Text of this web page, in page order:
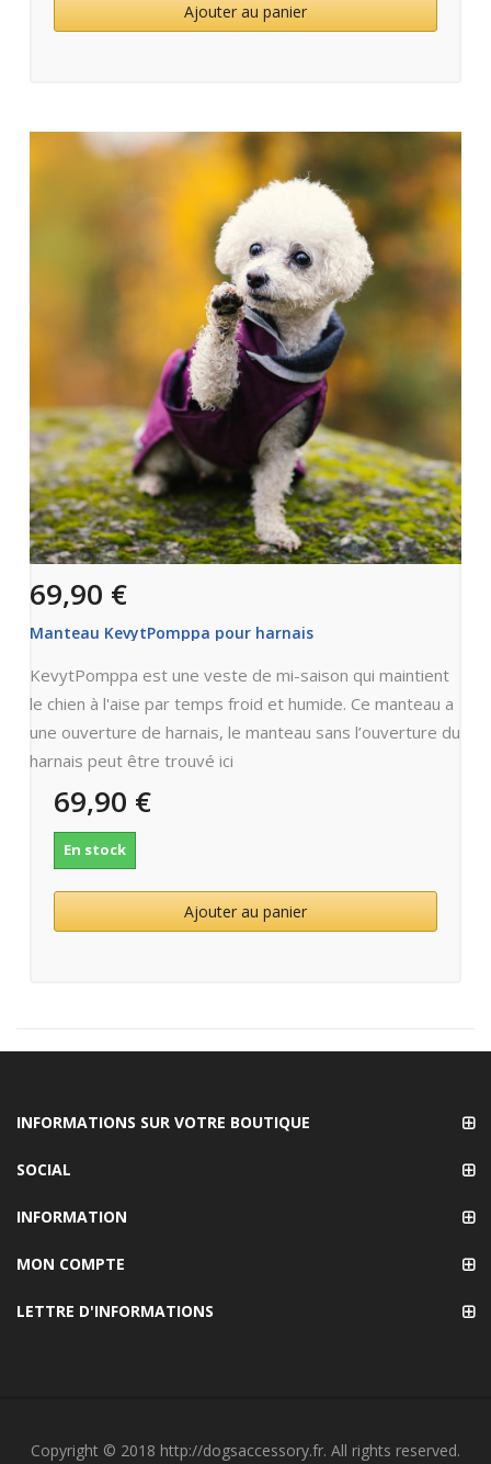
Ajouter au panier
69,90 €
Manteau KevytPomppa pour harnais
KevytPomppa est une veste de mi-saison qui maintient
le chien à l'aise par temps froid et humide. Ce manteau a
une ouverture de harnais, le manteau sans l’ouverture du
harnais peut être trouvé ici
69,90 €
En stock
Ajouter au panier
INFORMATIONS SUR VOTRE BOUTIQUE
SOCIAL
INFORMATION
MON COMPTE
LETTRE D'INFORMATIONS
Copyright © 2018 http://dogsaccessory.fr. All rights reserved.